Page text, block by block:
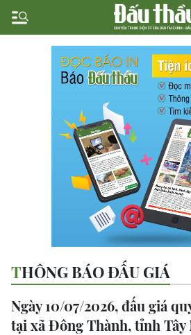
THÔNG BÁO ĐẤU GIÁ
Ngày 10/07/2026, đấu giá
tại xã Đông Thành, tỉnh Tây